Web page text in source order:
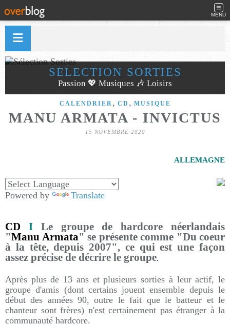
MENU
SÉLECTION SORTIES
Passion 💖 Musiques 🎶 Loisirs
CALENDRIER , CD , MUSIQUE
MANU ARMATA - INVICTUS
15 NOVEMBRE 2020
ALLEMAGNE
Powered by Translate
CD I Le groupe de hardcore néerlandais
"Manu Armata" se présente comme "Du coeur
à la tête, depuis 2007", ce qui est une façon
assez précise de décrire le groupe.
Après plus de 13 ans et plusieurs sorties à leur actif, le
groupe d'amis (dont certains jouent ensemble depuis le
début des années 90, outre le fait que le batteur et le
chanteur sont frères) n'est certainement pas étranger à la
communauté hardcore.